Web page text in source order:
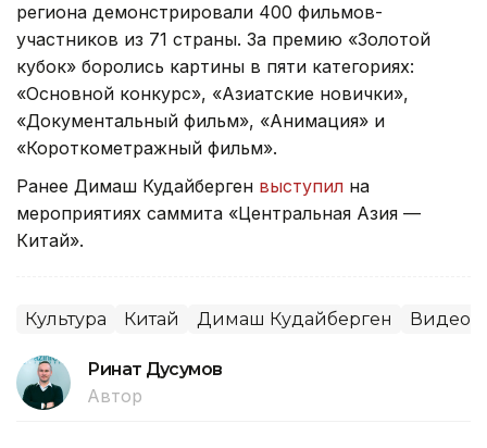
региона демонстрировали 400 фильмов-
участников из 71 страны. За премию «Золотой
кубок» боролись картины в пяти категориях:
«Основной конкурс», «Азиатские новички»,
«Документальный фильм», «Анимация» и
«Короткометражный фильм».
Ранее Димаш Кудайберген выступил на
мероприятиях саммита «Центральная Азия —
Китай».
Культура Китай Димаш Кудайберген Видео
Ринат Дусумов
Автор